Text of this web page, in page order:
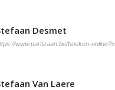
Desmet
www.partizaan.be/boeken-
Van Laere